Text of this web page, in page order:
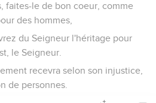
faites-le de bon coeur, comme
des hommes,
du Seigneur l'héritage pour
le Seigneur.
recevra selon son injustice,
de personnes.